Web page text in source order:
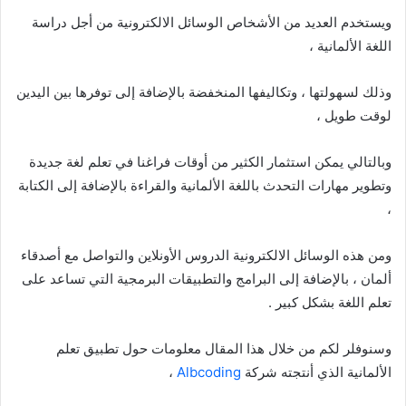
ويستخدم العديد من الأشخاص الوسائل الالكترونية من أجل دراسة
اللغة الألمانية ،
وذلك لسهولتها ، وتكاليفها المنخفضة بالإضافة إلى توفرها بين اليدين
لوقت طويل ،
وبالتالي يمكن استثمار الكثير من أوقات فراغنا في تعلم لغة جديدة
وتطوير مهارات التحدث باللغة الألمانية والقراءة بالإضافة إلى الكتابة
،
ومن هذه الوسائل الالكترونية الدروس الأونلاين والتواصل مع أصدقاء
ألمان ، بالإضافة إلى البرامج والتطبيقات البرمجية التي تساعد على
تعلم اللغة بشكل كبير .
وسنوفلر لكم من خلال هذا المقال معلومات حول تطبيق تعلم
الألمانية الذي أنتجته شركة Albcoding ،